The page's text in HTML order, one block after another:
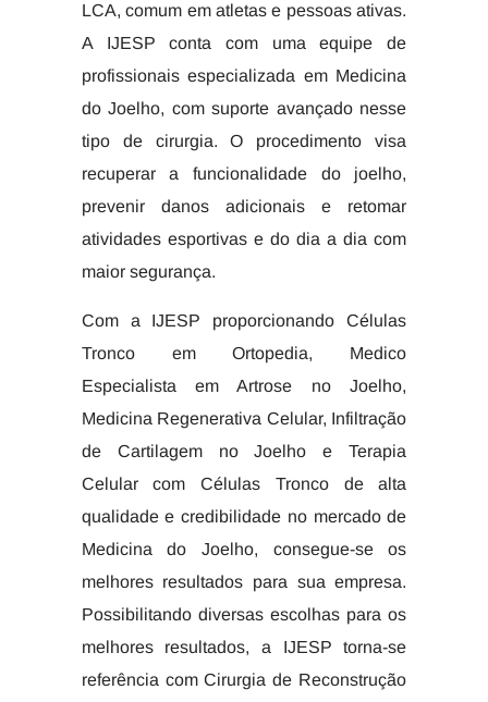
LCA, comum em atletas e pessoas ativas.
A IJESP conta com uma equipe de
profissionais especializada em Medicina
do Joelho, com suporte avançado nesse
tipo de cirurgia. O procedimento visa
recuperar a funcionalidade do joelho,
prevenir danos adicionais e retomar
atividades esportivas e do dia a dia com
maior segurança.
Com a IJESP proporcionando Células
Tronco em Ortopedia, Medico
Especialista em Artrose no Joelho,
Medicina Regenerativa Celular, Infiltração
de Cartilagem no Joelho e Terapia
Celular com Células Tronco de alta
qualidade e credibilidade no mercado de
Medicina do Joelho, consegue-se os
melhores resultados para sua empresa.
Possibilitando diversas escolhas para os
melhores resultados, a IJESP torna-se
referência com Cirurgia de Reconstrução